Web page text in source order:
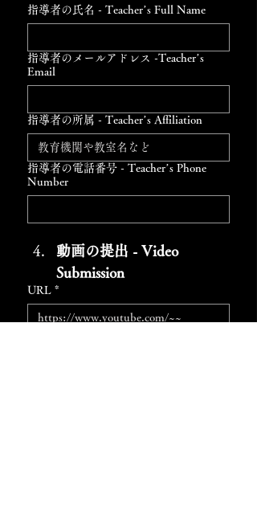
指導者の氏名 - Teacher’s Full Name
指導者のメールアドレス -Teacher’s
Email
指導者の所属 - Teacher’s Affiliation
指導者の電話番号 - Teacher’s Phone
Number
動画の提出 - Video
Submission
URL *